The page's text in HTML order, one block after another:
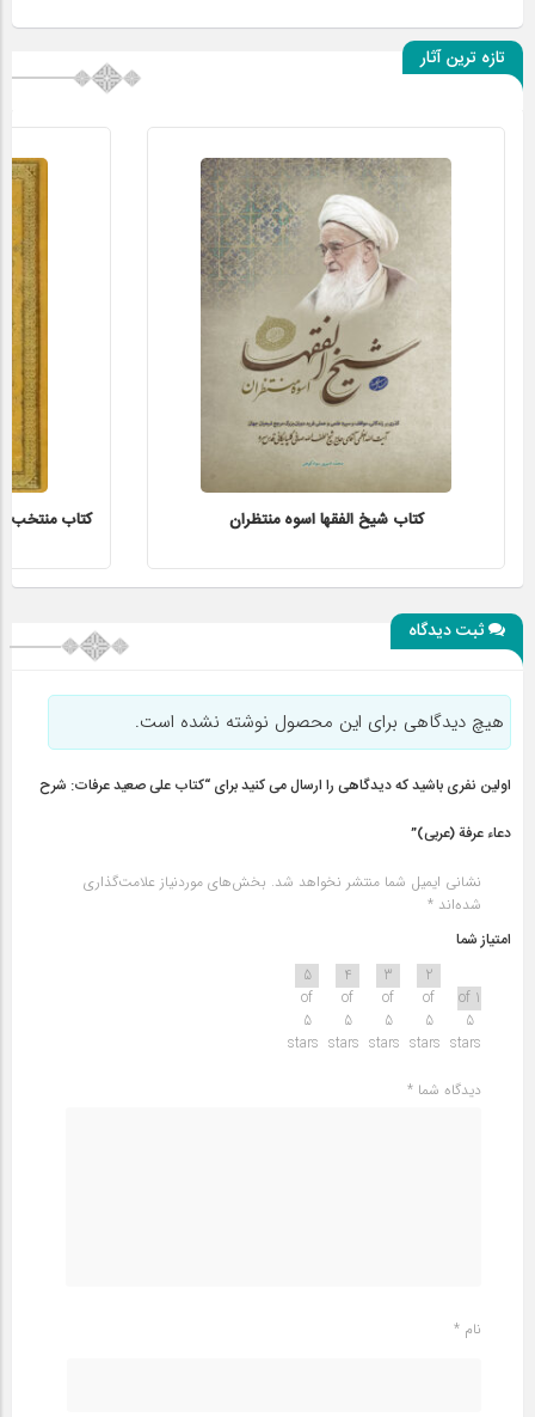
تازه ترین آثار
کتاب شیخ الفقها اسوه منتظران کتاب منتخب
ثبت دیدگاه
هیچ دیدگاهی برای این محصول نوشته نشده است.
اولین نفری باشید که دیدگاهی را ارسال می کنید برای “کتاب على صعيد عرفات: شرح
دعاء عرفة (عربی)”
نشانی ایمیل شما منتشر نخواهد شد. بخش‌های موردنیاز علامت‌گذاری
شده‌اند *
امتیاز شما
1 of
5
stars
2
of
5
stars
3
of
5
stars
4
of
5
stars
5
of
5
stars
دیدگاه شما *
نام *